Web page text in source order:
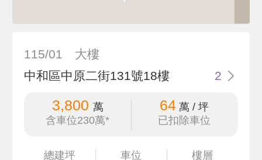
115/01
大樓
中和區中原二街131號18樓
2
3,800 萬
含車位230萬*
64 萬 / 坪
已扣除車位
總建坪
車位
樓層